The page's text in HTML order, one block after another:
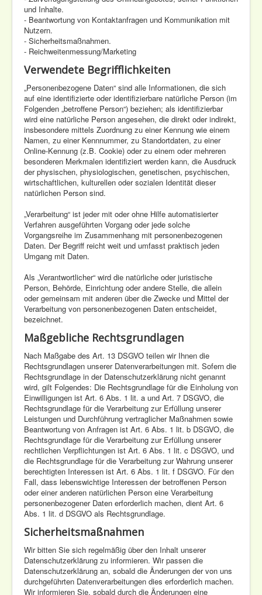
und Inhalte.
- Beantwortung von Kontaktanfragen und Kommunikation mit
Nutzern.
- Sicherheitsmaßnahmen.
- Reichweitenmessung/Marketing
Verwendete Begrifflichkeiten
„Personenbezogene Daten“ sind alle Informationen, die sich
auf eine identifizierte oder identifizierbare natürliche Person (im
Folgenden „betroffene Person“) beziehen; als identifizierbar
wird eine natürliche Person angesehen, die direkt oder indirekt,
insbesondere mittels Zuordnung zu einer Kennung wie einem
Namen, zu einer Kennnummer, zu Standortdaten, zu einer
Online-Kennung (z.B. Cookie) oder zu einem oder mehreren
besonderen Merkmalen identifiziert werden kann, die Ausdruck
der physischen, physiologischen, genetischen, psychischen,
wirtschaftlichen, kulturellen oder sozialen Identität dieser
natürlichen Person sind.
„Verarbeitung“ ist jeder mit oder ohne Hilfe automatisierter
Verfahren ausgeführten Vorgang oder jede solche
Vorgangsreihe im Zusammenhang mit personenbezogenen
Daten. Der Begriff reicht weit und umfasst praktisch jeden
Umgang mit Daten.
Als „Verantwortlicher“ wird die natürliche oder juristische
Person, Behörde, Einrichtung oder andere Stelle, die allein
oder gemeinsam mit anderen über die Zwecke und Mittel der
Verarbeitung von personenbezogenen Daten entscheidet,
bezeichnet.
Maßgebliche Rechtsgrundlagen
Nach Maßgabe des Art. 13 DSGVO teilen wir Ihnen die
Rechtsgrundlagen unserer Datenverarbeitungen mit. Sofern die
Rechtsgrundlage in der Datenschutzerklärung nicht genannt
wird, gilt Folgendes: Die Rechtsgrundlage für die Einholung von
Einwilligungen ist Art. 6 Abs. 1 lit. a und Art. 7 DSGVO, die
Rechtsgrundlage für die Verarbeitung zur Erfüllung unserer
Leistungen und Durchführung vertraglicher Maßnahmen sowie
Beantwortung von Anfragen ist Art. 6 Abs. 1 lit. b DSGVO, die
Rechtsgrundlage für die Verarbeitung zur Erfüllung unserer
rechtlichen Verpflichtungen ist Art. 6 Abs. 1 lit. c DSGVO, und
die Rechtsgrundlage für die Verarbeitung zur Wahrung unserer
berechtigten Interessen ist Art. 6 Abs. 1 lit. f DSGVO. Für den
Fall, dass lebenswichtige Interessen der betroffenen Person
oder einer anderen natürlichen Person eine Verarbeitung
personenbezogener Daten erforderlich machen, dient Art. 6
Abs. 1 lit. d DSGVO als Rechtsgrundlage.
Sicherheitsmaßnahmen
Wir bitten Sie sich regelmäßig über den Inhalt unserer
Datenschutzerklärung zu informieren. Wir passen die
Datenschutzerklärung an, sobald die Änderungen der von uns
durchgeführten Datenverarbeitungen dies erforderlich machen.
Wir informieren Sie, sobald durch die Änderungen eine